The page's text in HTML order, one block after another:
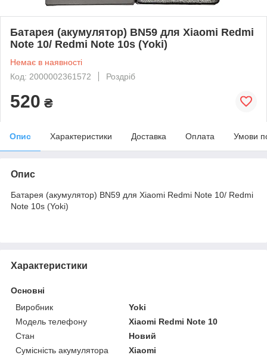
Батарея (акумулятор) BN59 для Xiaomi Redmi
Note 10/ Redmi Note 10s (Yoki)
Немає в наявності
Код: 2000002361572
Роздріб
520 ₴
Опис Характеристики Доставка Оплата Умови
Опис
Батарея (акумулятор) BN59 для Xiaomi Redmi Note 10/ Redmi
Note 10s (Yoki)
Характеристики
Основні
Виробник
Yoki
Модель телефону
Xiaomi Redmi Note 10
Стан
Новий
Сумісність акумулятора
Xiaomi